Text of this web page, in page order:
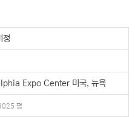
정
Expo Center 미국, 뉴욕
평